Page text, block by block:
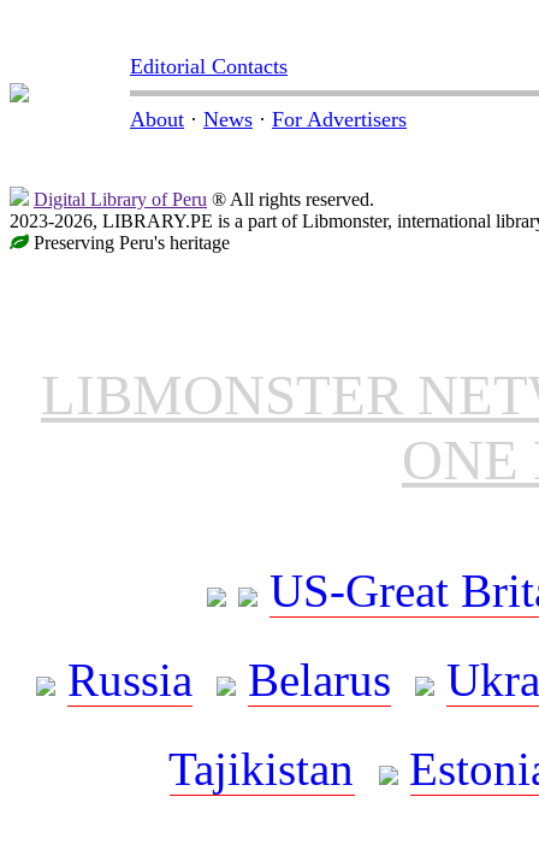
Editorial Contacts
About · News · For Advertisers
Digital Library of Peru ® All rights reserved.
2023-2026, LIBRARY.PE is a part of Libmonster, international
Preserving Peru's heritage
LIBMONSTER
ONE
US-Great
Russia
Belarus
Tajikistan